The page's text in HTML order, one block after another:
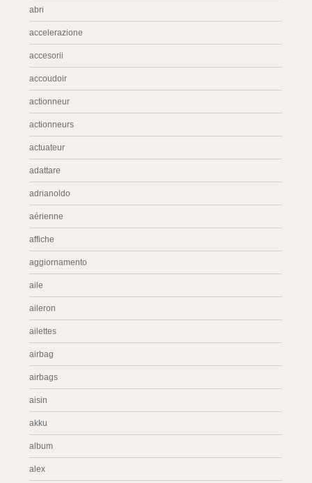
abri
accelerazione
accesorii
accoudoir
actionneur
actionneurs
actuateur
adattare
adrianoldo
aérienne
affiche
aggiornamento
aile
aileron
ailettes
airbag
airbags
aisin
akku
album
alex